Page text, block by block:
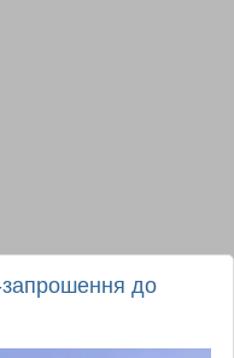
запрошення до